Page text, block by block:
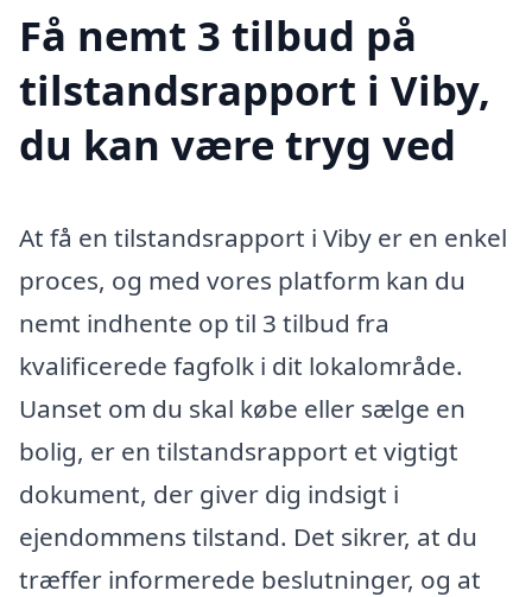
Få nemt 3 tilbud på
tilstandsrapport i Viby,
du kan være tryg ved
At få en tilstandsrapport i Viby er en enkel
proces, og med vores platform kan du
nemt indhente op til 3 tilbud fra
kvalificerede fagfolk i dit lokalområde.
Uanset om du skal købe eller sælge en
bolig, er en tilstandsrapport et vigtigt
dokument, der giver dig indsigt i
ejendommens tilstand. Det sikrer, at du
træffer informerede beslutninger, og at